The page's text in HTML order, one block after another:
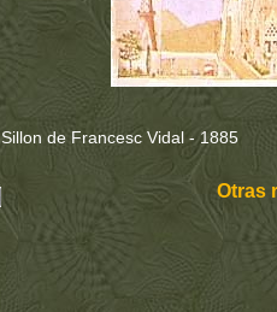
Sillon de Francesc Vidal - 1885
Otras